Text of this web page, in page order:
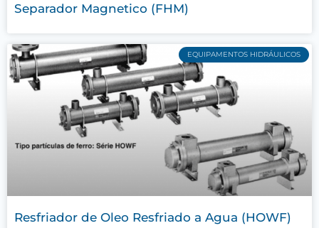
Separador Magnetico (FHM)
EQUIPAMENTOS HIDRÁULICOS
Resfriador de Oleo Resfriado a Agua (HOWF)